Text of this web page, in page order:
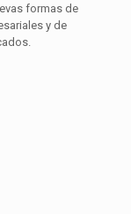
formas de
y de